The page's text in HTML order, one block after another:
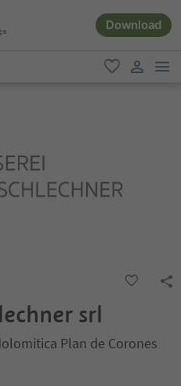
Download
favoriti
srl
Plan de Corones